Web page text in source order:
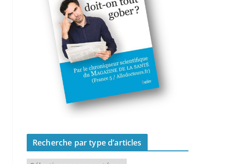
Recherche par type d’articles